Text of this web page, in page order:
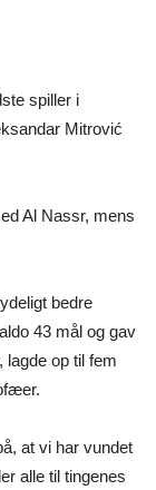
spiller i
Mitrović
Al Nassr, mens
bedre
43 mål og gav
op til fem
at vi har vundet
alle til tingenes